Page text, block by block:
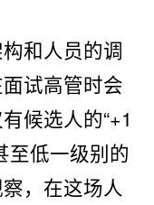
和人员的调
试高管时会
候选人的“+1
至低一级别的
，在这场人